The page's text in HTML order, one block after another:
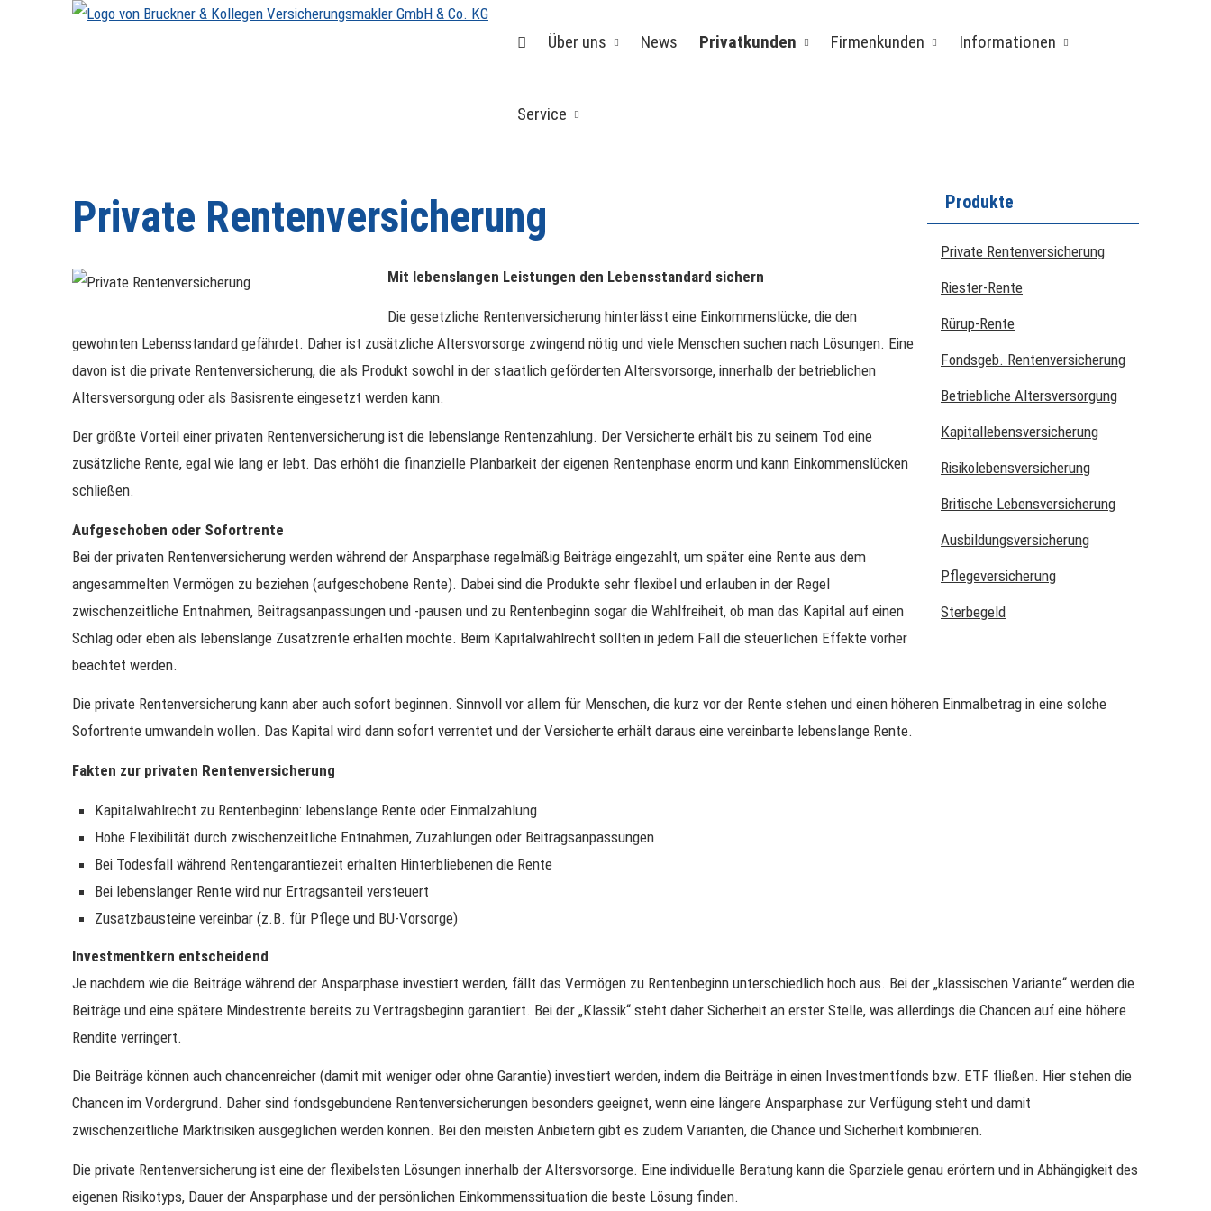
Über uns News Privatkunden Firmenkunden Informationen
Service
Produkte
Private Rentenversicherung
Riester-Rente
Rürup-Rente
Fondsgeb. Rentenversicherung
Betriebliche Altersversorgung
Ka­pi­tal­le­bens­ver­si­che­rung
Risiko­lebens­ver­si­che­rung
Britische Lebensversicherung
Aus­bil­dungs­ver­si­che­rung
Pflege­ver­si­che­rung
Ster­be­geld
Private Rentenversicherung
Mit lebenslangen Leistungen den Lebensstandard sichern
Die gesetzliche Rentenversicherung hinterlässt eine Einkommenslücke, die den
gewohnten Lebensstandard gefährdet. Daher ist zusätzliche Alters­vorsorge zwingend nötig und viele Menschen suchen nach Lösungen. Eine
davon ist die private Rentenversicherung, die als Produkt sowohl in der staatlich geförderten Alters­vorsorge, innerhalb der betrieblichen
Altersversorgung oder als Basisrente eingesetzt werden kann.
Der größte Vorteil einer privaten Rentenversicherung ist die lebenslange Rentenzahlung. Der Versicherte erhält bis zu seinem Tod eine
zusätzliche Rente, egal wie lang er lebt. Das erhöht die finanzielle Planbarkeit der eigenen Rentenphase enorm und kann Einkommenslücken
schließen.
Aufgeschoben oder Sofortrente
Bei der privaten Rentenversicherung werden während der Ansparphase regelmäßig Beiträge eingezahlt, um später eine Rente aus dem
angesammelten Vermögen zu beziehen (aufgeschobene Rente). Dabei sind die Produkte sehr flexibel und erlauben in der Regel
zwischenzeitliche Entnahmen, Beitragsanpassungen und -pausen und zu Rentenbeginn sogar die Wahlfreiheit, ob man das Kapital auf einen
Schlag oder eben als lebenslange Zusatzrente erhalten möchte. Beim Kapitalwahlrecht sollten in jedem Fall die steuerlichen Effekte vorher
beachtet werden.
Die private Rentenversicherung kann aber auch sofort beginnen. Sinnvoll vor allem für Menschen, die kurz vor der Rente stehen und einen höheren Einmalbetrag in eine solche
Sofortrente umwandeln wollen. Das Kapital wird dann sofort verrentet und der Versicherte erhält daraus eine vereinbarte lebenslange Rente.
Fakten zur privaten Rentenversicherung
Kapitalwahlrecht zu Rentenbeginn: lebenslange Rente oder Einmalzahlung
Hohe Flexibilität durch zwischenzeitliche Entnahmen, Zuzahlungen oder Beitragsanpassungen
Bei Todesfall während Rentengarantiezeit erhalten Hinterbliebenen die Rente
Bei lebenslanger Rente wird nur Ertragsanteil versteuert
Zusatzbausteine vereinbar (z.B. für Pflege und BU-Vorsorge)
Investmentkern entscheidend
Je nachdem wie die Beiträge während der Ansparphase investiert werden, fällt das Vermögen zu Rentenbeginn unterschiedlich hoch aus. Bei der „klassischen Variante“ werden die
Beiträge und eine spätere Mindestrente bereits zu Vertragsbeginn garantiert. Bei der „Klassik“ steht daher Sicherheit an erster Stelle, was allerdings die Chancen auf eine höhere
Rendite verringert.
Die Beiträge können auch chancenreicher (damit mit weniger oder ohne Garantie) investiert werden, indem die Beiträge in einen Investmentfonds bzw. ETF fließen. Hier stehen die
Chancen im Vordergrund. Daher sind fondsgebundene Rentenversicherungen besonders geeignet, wenn eine längere Ansparphase zur Verfügung steht und damit
zwischenzeitliche Marktrisiken ausgeglichen werden können. Bei den meisten Anbietern gibt es zudem Varianten, die Chance und Sicherheit kombinieren.
Die private Rentenversicherung ist eine der flexibelsten Lösungen innerhalb der Alters­vorsorge. Eine individuelle Beratung kann die Sparziele genau erörtern und in Abhängigkeit des
eigenen Risikotyps, Dauer der Ansparphase und der persönlichen Einkommenssituation die beste Lösung finden.